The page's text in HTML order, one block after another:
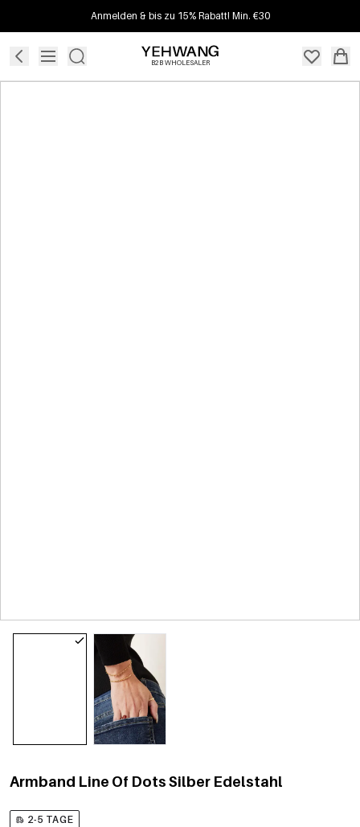
Anmelden & bis zu 15% Rabatt! Min. €30
B2B WHOLESALER
Armband Line Of Dots Silber Edelstahl
2-5 TAGE